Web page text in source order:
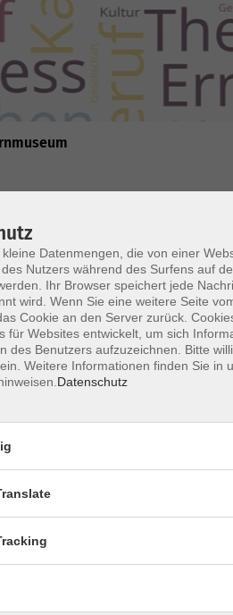
Windlichter aus Wolle
dabei ein stimmungsvolles
sich an alle, die Lust auf
erforderlich. Bitte
werden können. Das restliche
sich der Unkostenbeitrag auf 3 -
Datenmengen, die von einer
Nutzers während des Surfens auf
Ihr Browser speichert jede
wird. Wenn Sie eine weitere Seite
Cookie an den Server zurück.
für Websites entwickelt, um sich
des Benutzers aufzuzeichnen. Bitte
Weitere Informationen finden Sie in
Datenschutz